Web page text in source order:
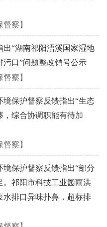
督察】
“湖南祁阳浯溪国家湿地
口”问题整改销号公示
督察】
境保护督察反馈指出“生态
，综合协调职能有待加
督察】
境保护督察反馈指出“部分
。祁阳市科技工业园雨洪
水排口异味扑鼻，超标排